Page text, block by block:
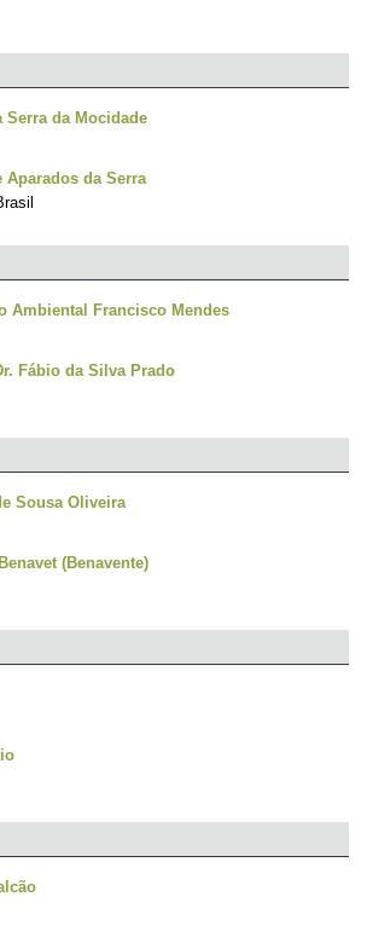
Serra da Mocidade
Aparados da Serra
Ambiental Francisco Mendes
Fábio da Silva Prado
Sousa Oliveira
(Benavente)